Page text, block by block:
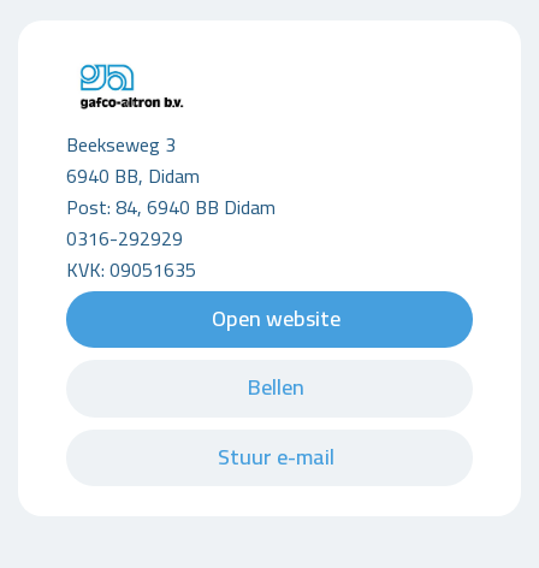
Beekseweg 3
6940 BB, Didam
Post: 84, 6940 BB Didam
0316-292929
KVK: 09051635
Open website
Bellen
Stuur e-mail